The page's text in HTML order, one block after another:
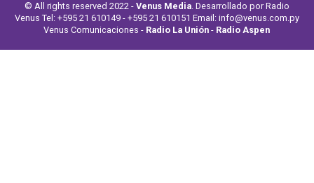
© All rights reserved 2022 - Venus Media. Desarrollado por Radio
Venus Tel: +595 21 610149 - +595 21 610151 Email: info@venus.com.py
Venus Comunicaciones - Radio La Unión - Radio Aspen